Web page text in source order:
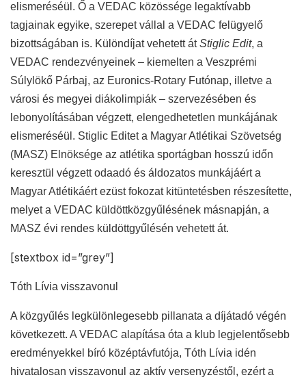
elismeréséül. Ő a VEDAC közössége legaktívabb
tagjainak egyike, szerepet vállal a VEDAC felügyelő
bizottságában is. Különdíjat vehetett átStiglic Edit, a
VEDAC rendezvényeinek – kiemelten a Veszprémi
Súlylökő Párbaj, az Euronics-Rotary Futónap, illetve a
városi és megyei diákolimpiák – szervezésében és
lebonyolításában végzett, elengedhetetlen munkájának
elismeréséül. Stiglic Editet a Magyar Atlétikai Szövetség
(MASZ) Elnöksége az atlétika sportágban hosszú időn
keresztül végzett odaadó és áldozatos munkájáért a
Magyar Atlétikáért ezüst fokozat kitüntetésben részesítette,
melyet a VEDAC küldöttközgyűlésének másnapján, a
MASZ évi rendes küldöttgyűlésén vehetett át.
[stextbox id=”grey”]
Tóth Lívia visszavonul
A közgyűlés legkülönlegesebb pillanata a díjátadó végén
következett. A VEDAC alapítása óta a klub legjelentősebb
eredményekkel bíró középtávfutója, Tóth Lívia idén
hivatalosan visszavonul az aktív versenyzéstől, ezért a